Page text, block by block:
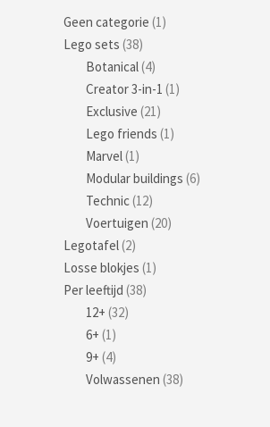
Geen categorie (1)
Lego sets (38)
Botanical(4)
Creator 3-in-1 (1)
Exclusive (21)
Lego friends (1)
Marvel(1)
Modular buildings (6)
Technic(12)
Voertuigen (20)
Legotafel(2)
Losse blokjes (1)
Per leeftijd (38)
12+ (32)
6+ (1)
9+ (4)
Volwassenen (38)